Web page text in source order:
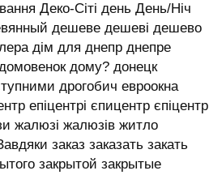
Деко-Сіті день День/Ніч
дешеве дешеві дешево
дім для днепр днепре
дому? донецк
дрогобич евроокна
епіцентрі єпицентр єпіцентр
жалюзі жалюзів житло
заказ заказать закать
закрытой закрытые